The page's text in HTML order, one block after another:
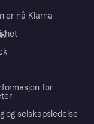
er nå Klarna
for
og selskapsledelse